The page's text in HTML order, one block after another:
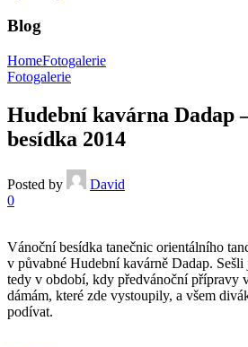
Blog
HomeFotogalerie
Fotogalerie
Hudební kavárna Dadap
besídka 2014
Posted by
David
0
Vánoční besídka tanečnic orientálního
v půvabné Hudební kavárně Dadap. Sešli
tedy v období, kdy předvánoční přípravy
dámám, které zde vystoupily, a všem
podívat.